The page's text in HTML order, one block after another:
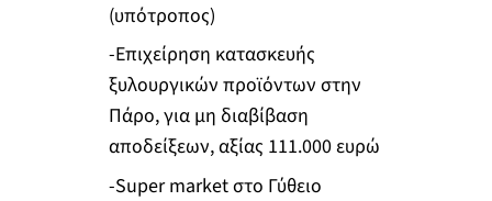
(υπότροπος)
-Επιχείρηση κατασκευής
ξυλουργικών προϊόντων στην
Πάρο, για μη διαβίβαση
αποδείξεων, αξίας 111.000 ευρώ
-Super market στο Γύθειο